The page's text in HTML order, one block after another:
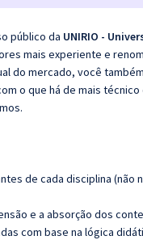
público da UNIRIO -
mais experiente e
do mercado, você
o que há de mais
de cada disciplina
e a absorção dos
com base na lógica